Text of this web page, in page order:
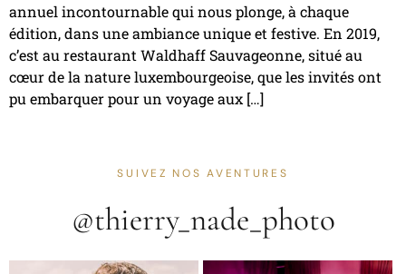
annuel incontournable qui nous plonge, à chaque
édition, dans une ambiance unique et festive. En 2019,
c’est au restaurant Waldhaff Sauvageonne, situé au
cœur de la nature luxembourgeoise, que les invités ont
pu embarquer pour un voyage aux […]
SUIVEZ NOS AVENTURES
@thierry_nade_photo